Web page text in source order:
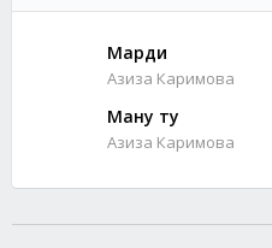
Марди
Азиза Каримова
Ману ту
Азиза Каримова